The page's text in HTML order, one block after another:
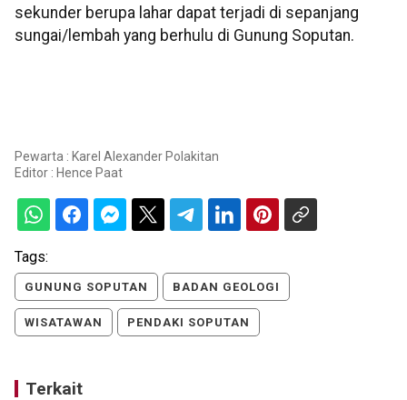
sekunder berupa lahar dapat terjadi di sepanjang
sungai/lembah yang berhulu di Gunung Soputan.
Pewarta : Karel Alexander Polakitan
Editor : Hence Paat
Tags:
GUNUNG SOPUTAN BADAN GEOLOGI
WISATAWAN PENDAKI SOPUTAN
Terkait